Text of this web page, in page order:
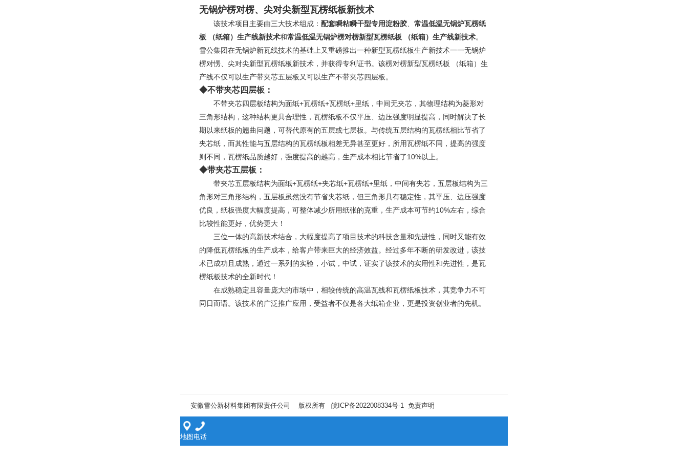
无锅炉楞对楞、尖对尖新型瓦楞纸板新技术
该技术项目主要由三大技术组成：配套瞬粘瞬干型专用淀粉胶 、常温低温无锅炉瓦楞纸
板 （纸箱）生产线新技术和常温低温无锅炉楞对楞新型瓦楞纸板 （纸箱）生产线新技术。
雪公集团在无锅炉新瓦线技术的基础上又重磅推出一种新型瓦楞纸板生产新技术一一无锅炉
楞对愣、尖对尖新型瓦楞纸板新技术，并获得专利证书。该楞对楞新型瓦楞纸板 （纸箱）生
产线不仅可以生产带夹芯五层板又可以生产不带夹芯四层板。
◆不带夹芯四层板：
不带夹芯四层板结构为面纸+瓦楞纸+瓦楞纸+里纸，中间无夹芯，其物理结构为菱形对
三角形结构，这种结构更具合理性，瓦楞纸板不仅平压、边压强度明显提高，同时解决了长
期以来纸板的翘曲问题，可替代原有的五层或七层板。与传统五层结构的瓦楞纸相比节省了
夹芯纸，而其性能与五层结构的瓦楞纸板相差无异甚至更好，所用瓦楞纸不同，提高的强度
则不同，瓦楞纸品质越好，强度提高的越高，生产成本相比节省了10%以上。
◆带夹芯五层板：
带夹芯五层板结构为面纸+瓦楞纸+夹芯纸+瓦楞纸+里纸，中间有夹芯，五层板结构为三
角形对三角形结构，五层板虽然没有节省夹芯纸，但三角形具有稳定性，其平压、边压强度
优良，纸板强度大幅度提高，可整体减少所用纸张的克重，生产成本可节约10%左右，综合
比较性能更好，优势更大！
三位一体的高新技术结合，大幅度提高了项目技术的科技含量和先进性，同时又能有效
的降低瓦楞纸板的生产成本，给客户带来巨大的经济效益。经过多年不断的研发改进，该技
术已成功且成熟，通过一系列的实验，小试，中试，证实了该技术的实用性和先进性，是瓦
楞纸板技术的全新时代！
在成熟稳定且容量庞大的市场中，相较传统的高温瓦线和瓦楞纸板技术，其竞争力不可
同日而语。该技术的广泛推广应用，受益者不仅是各大纸箱企业，更是投资创业者的先机。
安徽雪公新材料集团有限责任公司 版权所有 皖ICP备2022008334号-1 免责声明
地图 电话